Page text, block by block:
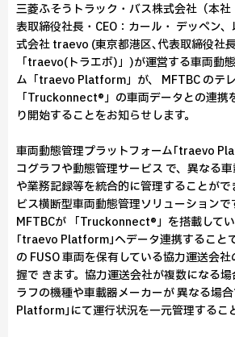
三菱ふそうトラック・バス株式会社（本
表取締役社長・CEO：カール・ デッペン
式会社 traevo (東京都港区､代表取締役社
「traevo(トラエボ)」)が運営する車両動
ム「traevo Platform」が、 MFTBC のテ
「Truckonnect®」の車両データとの連
り開始することをお知らせします。
車両動態管理プラットフォーム｢traevo
コグラフや動態管理サービス で、異なる
や業務記録等を統合的に管理することが
ビス横断型車両動態管理ソリューションで
MFTBCが 「Truckonnect®」を搭載して
｢traevo Platform｣へデータ連携すること
の FUSO 車両を保有している協力運送会
握で きます。協力運送会社が複数になる
ラフの機種や車載器メーカーが 異なる場
Platform｣にて運行状況を一元管理するこ